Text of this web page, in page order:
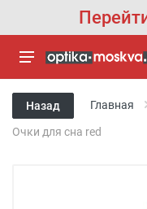
Назад Главная
Очки для сна red